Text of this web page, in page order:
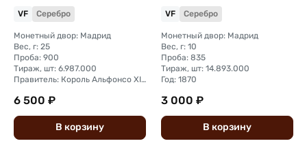
VF Серебро
Монетный двор: Мадрид
Вес, г: 25
Проба: 900
Тираж, шт: 6.987.000
Правитель: Король Альфонсо XII (1875 - 1885)
6 500 ₽
В корзину
VF Серебро
Монетный двор: Мадрид
Вес, г: 10
Проба: 835
Тираж, шт: 14.893.000
Год: 1870
3 000 ₽
В корзину